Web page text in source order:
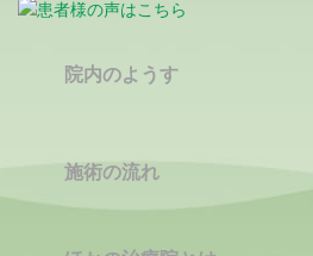
院内のようす
施術の流れ